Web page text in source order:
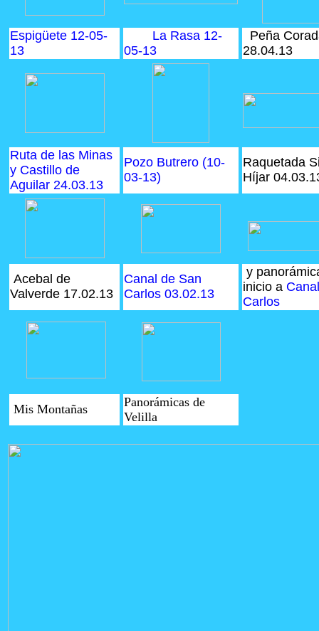
Espigüete 12-05-
13
La Rasa 12-
05-13
Peña
28.04.13
Ruta de las Minas
y Castillo de
Aguilar 24.03.13
Pozo Butrero (10-
03-13)
Raquetada
Híjar
Acebal de
Valverde 17.02.13
Canal de San
Carlos 03.02.13
y
inicio a
Carlos
Mis Montañas
Panorámicas de
Velilla